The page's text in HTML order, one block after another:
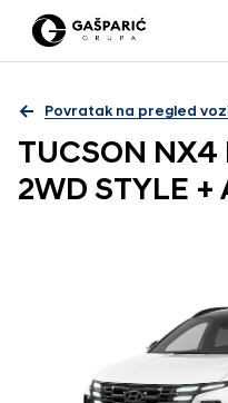
Povratak na pregled
TUCSON NX4
2WD STYLE +